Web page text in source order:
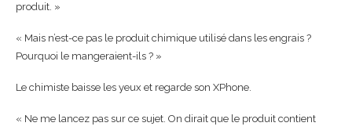
produit. »
« Mais n’est-ce pas le produit chimique utilisé dans les engrais ?
Pourquoi le mangeraient-ils ? »
Le chimiste baisse les yeux et regarde son XPhone.
« Ne me lancez pas sur ce sujet. On dirait que le produit contient